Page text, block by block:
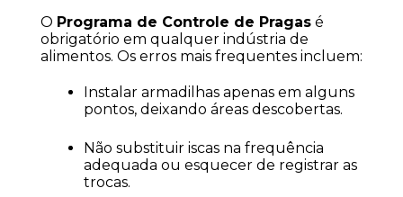
O Programa de Controle de Pragas é
obrigatório em qualquer indústria de
alimentos. Os erros mais frequentes incluem:
Instalar armadilhas apenas em alguns
pontos, deixando áreas descobertas.
Não substituir iscas na frequência
adequada ou esquecer de registrar as
trocas.